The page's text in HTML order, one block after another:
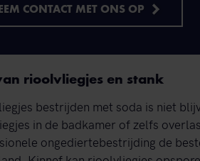
CONTACT MET ONS OP
rioolvliegjes en stank
bestrijden met soda is niet
in de badkamer of zelfs
ongediertebestrijding de